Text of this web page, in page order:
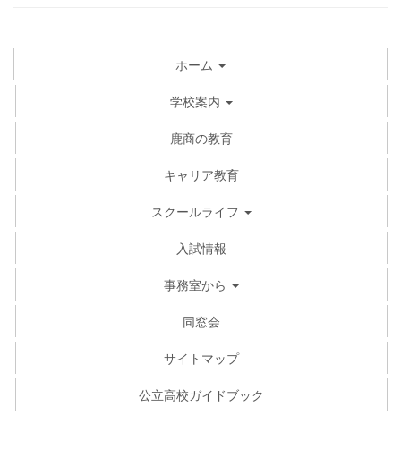
ホーム
学校案内
鹿商の教育
キャリア教育
スクールライフ
入試情報
事務室から
同窓会
サイトマップ
公立高校ガイドブック